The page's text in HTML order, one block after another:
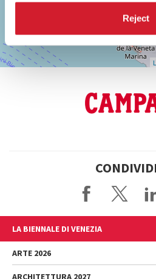
Reject
LA BIENNALE DI VENEZIA
L'Istituzione
Cariche istituzionali
ARTE 2026
ARCHITETTURA 2027